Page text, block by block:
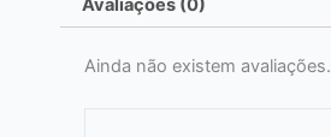
Avaliações (0)
Ainda não existem avaliações.